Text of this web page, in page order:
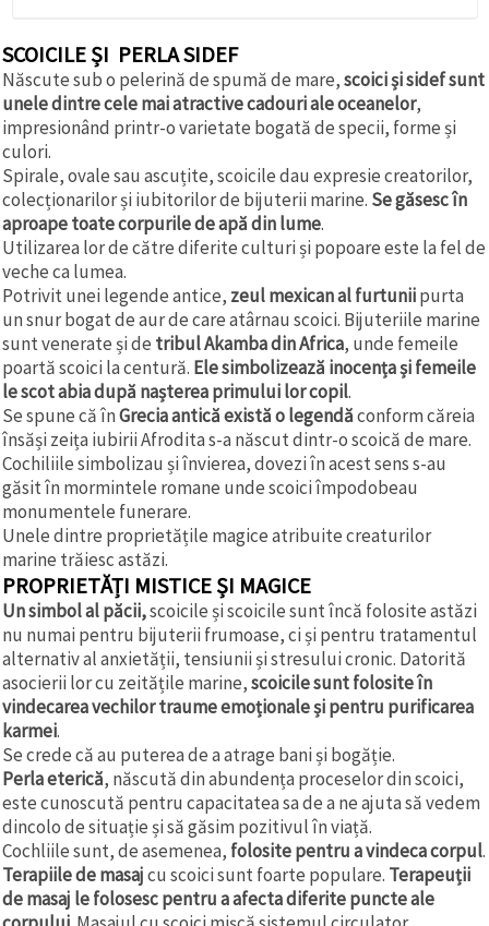
SCOICILE ȘI PERLA SIDEF
Născute sub o pelerină de spumă de mare,scoici și sidef sunt
unele dintre cele mai atractive cadouri ale oceanelor,
impresionând printr-o varietate bogată de specii, forme și
culori.
Spirale, ovale sau ascuțite, scoicile dau expresie creatorilor,
colecționarilor și iubitorilor de bijuterii marine. Se găsesc în
aproape toate corpurile de apă din lume.
Utilizarea lor de către diferite culturi și popoare este la fel de
veche ca lumea.
Potrivit unei legende antice, zeul mexican al furtuniipurta
un snur bogat de aur de care atârnau scoici. Bijuteriile marine
sunt venerate și de tribul Akamba din Africa, unde femeile
poartă scoici la centură. Ele simbolizează inocența și femeile
le scot abia după nașterea primului lor copil.
Se spune că înGrecia antică există o legendăconform căreia
însăși zeița iubirii Afrodita s-a născut dintr-o scoică de mare.
Cochiliile simbolizau și învierea, dovezi în acest sens s-au
găsit în mormintele romane unde scoici împodobeau
monumentele funerare.
Unele dintre proprietățile magice atribuite creaturilor
marine trăiesc astăzi.
PROPRIETĂȚI MISTICE ȘI MAGICE
Un simbol al păcii,scoicile și scoicile sunt încă folosite astăzi
nu numai pentru bijuterii frumoase, ci și pentru tratamentul
alternativ al anxietății, tensiunii și stresului cronic. Datorită
asocierii lor cu zeitățile marine,scoicile sunt folosite în
vindecarea vechilor traume emoționale și pentru purificarea
karmei.
Se crede că au puterea de a atrage bani și bogăție.
Perla eterică, născută din abundența proceselor din scoici,
este cunoscută pentru capacitatea sa de a ne ajuta să vedem
dincolo de situație și să găsim pozitivul în viață.
Cochliile sunt, de asemenea, folosite pentru a vindeca corpul.
Terapiile de masajcu scoici sunt foarte populare. Terapeuții
de masaj le folosesc pentru a afecta diferite puncte ale